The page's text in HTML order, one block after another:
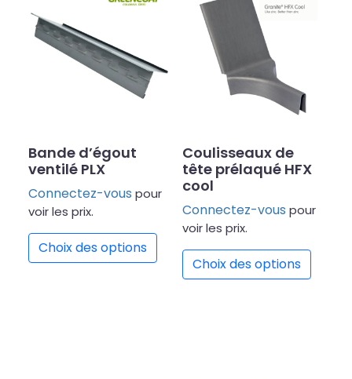
Bande d’égout
ventilé PLX
Connectez-vous pour
voir les prix.
Choix des options
Ce produit a plusieurs
Coulisseaux de
tête prélaqué HFX
cool
Connectez-vous pour
voir les prix.
Choix des options